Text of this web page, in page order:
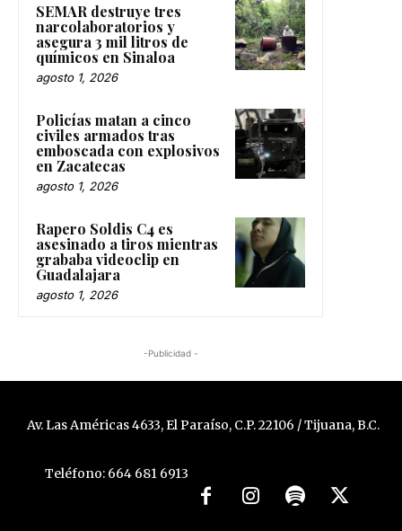
SEMAR destruye tres
narcolaboratorios y
asegura 3 mil litros de
químicos en Sinaloa
agosto 1, 2026
Policías matan a cinco
civiles armados tras
emboscada con explosivos
en Zacatecas
agosto 1, 2026
Rapero Soldis C4 es
asesinado a tiros mientras
grababa videoclip en
Guadalajara
agosto 1, 2026
-Publicidad -
Av. Las Américas 4633, El Paraíso, C.P. 22106 / Tijuana, B.C.
Teléfono: 664 681 6913